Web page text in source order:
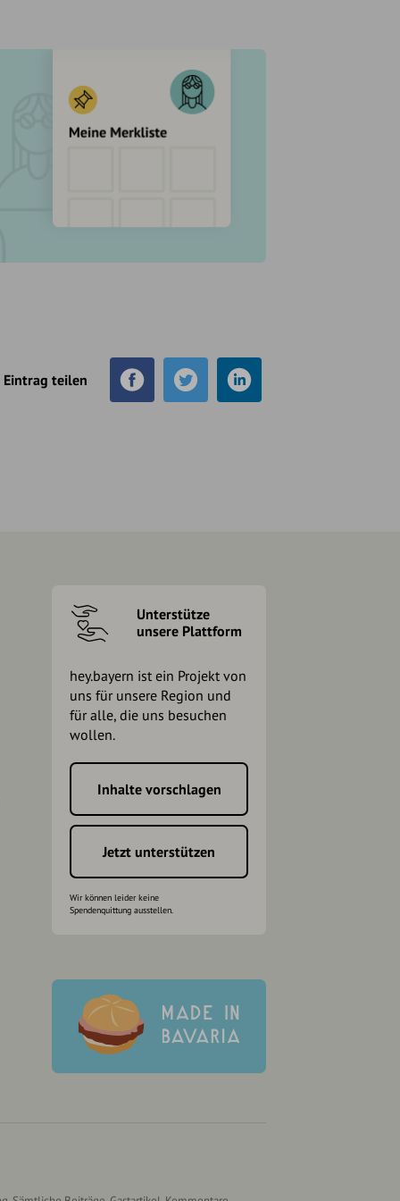
Eintrag teilen
Unterstütze
unsere Plattform
hey.bayern ist ein Projekt von
uns für unsere Region und
für alle, die uns besuchen
wollen.
Inhalte vorschlagen
Jetzt unterstützen
Wir können leider keine
Spendenquittung ausstellen.